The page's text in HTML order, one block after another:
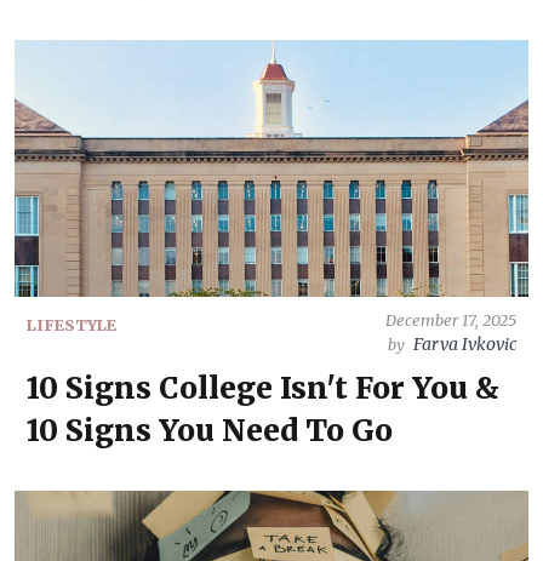
LIFESTYLE
December 17, 2025
by Farva Ivkovic
10 Signs College Isn't For You &
10 Signs You Need To Go